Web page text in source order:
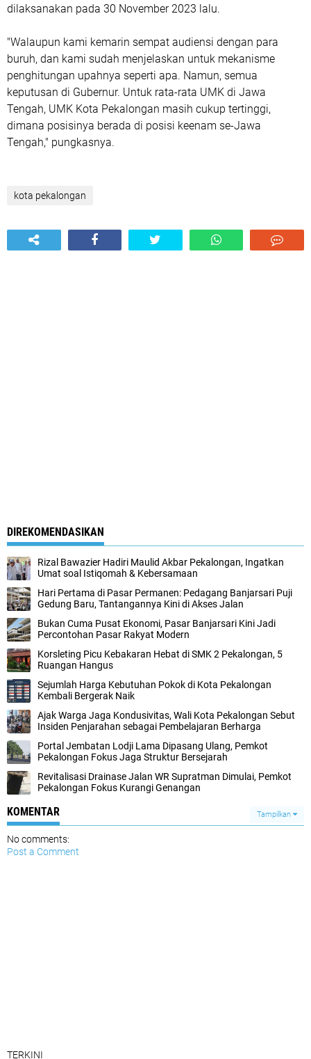
dilaksanakan pada 30 November 2023 lalu.
"Walaupun kami kemarin sempat audiensi dengan para
buruh, dan kami sudah menjelaskan untuk mekanisme
penghitungan upahnya seperti apa. Namun, semua
keputusan di Gubernur. Untuk rata-rata UMK di Jawa
Tengah, UMK Kota Pekalongan masih cukup tertinggi,
dimana posisinya berada di posisi keenam se-Jawa
Tengah," pungkasnya.
kota pekalongan
DIREKOMENDASIKAN
Rizal Bawazier Hadiri Maulid Akbar Pekalongan, Ingatkan
Umat soal Istiqomah & Kebersamaan
Hari Pertama di Pasar Permanen: Pedagang Banjarsari Puji
Gedung Baru, Tantangannya Kini di Akses Jalan
Bukan Cuma Pusat Ekonomi, Pasar Banjarsari Kini Jadi
Percontohan Pasar Rakyat Modern
Korsleting Picu Kebakaran Hebat di SMK 2 Pekalongan, 5
Ruangan Hangus
Sejumlah Harga Kebutuhan Pokok di Kota Pekalongan
Kembali Bergerak Naik
Ajak Warga Jaga Kondusivitas, Wali Kota Pekalongan Sebut
Insiden Penjarahan sebagai Pembelajaran Berharga
Portal Jembatan Lodji Lama Dipasang Ulang, Pemkot
Pekalongan Fokus Jaga Struktur Bersejarah
Revitalisasi Drainase Jalan WR Supratman Dimulai, Pemkot
Pekalongan Fokus Kurangi Genangan
KOMENTAR Tampilkan
No comments:
Post a Comment
TERKINI